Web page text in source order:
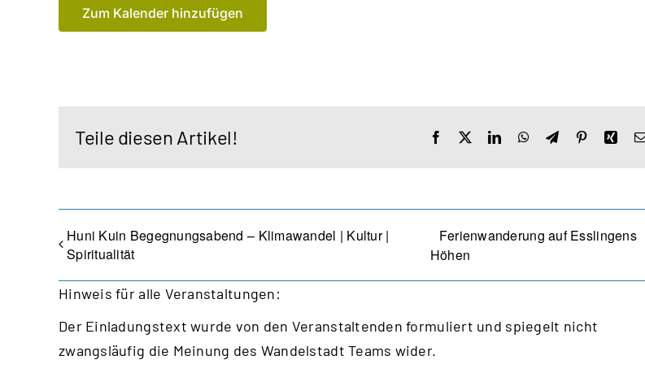
Zum Kalender hinzufügen
Teile diesen Artikel! Facebook LinkedInWhatsApp
TelegramPinterestXing
Huni Kuin Begegnungsabend – Klimawandel | Kultur |
Spiritualität
Ferienwanderung auf Esslingens
Höhen
Hinweis für alle Veranstaltungen:
Der Einladungstext wurde von den Veranstaltenden formuliert und spiegelt nicht
zwangsläufig die Meinung des Wandelstadt Teams wider.